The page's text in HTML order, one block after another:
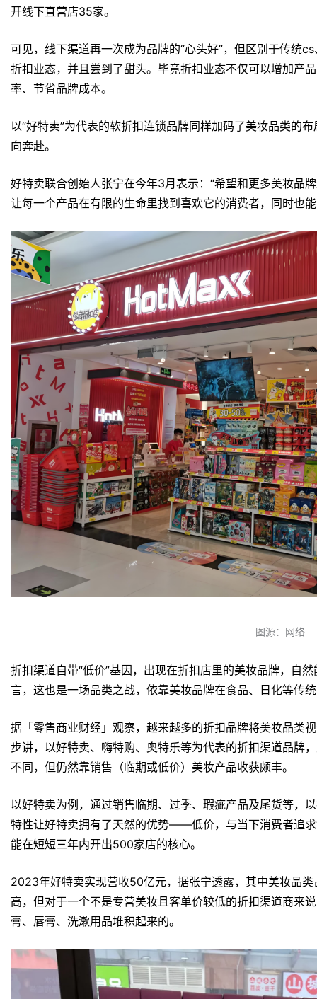
开线下直营店35家。
可见，线下渠道再一次成为品牌的“心头好”，但区别于传统
折扣业态，并且尝到了甜头。毕竟折扣业态不仅可以增加产
率、节省品牌成本。
以“好特卖”为代表的软折扣连锁品牌同样加码了美妆品类的
向奔赴。
好特卖联合创始人张宁在今年3月表示：“希望和更多美妆品
让每一个产品在有限的生命里找到喜欢它的消费者，同时也
图源：网络
折扣渠道自带“低价”基因，出现在折扣店里的美妆品牌，自
言，这也是一场品类之战，依靠美妆品牌在食品、日化等传
据「零售商业财经」观察，越来越多的折扣品牌将美妆品类
步讲，以好特卖、嗨特购、奥特乐等为代表的折扣渠道品牌
不同，但仍然靠销售（临期或低价）美妆产品收获颇丰。
以好特卖为例，通过销售临期、过季、瑕疵产品及尾货等，
特性让好特卖拥有了天然的优势——低价，与当下消费者追
能在短短三年内开出500家店的核心。
2023年好特卖实现营收50亿元，据张宁透露，其中美妆品
高，但对于一个不是专营美妆且客单价较低的折扣渠道商来
膏、唇膏、洗漱用品堆积起来的。